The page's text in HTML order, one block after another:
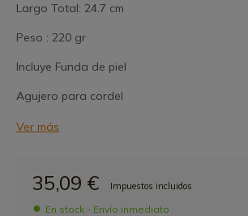
Largo Total: 24.7 cm
Peso : 220 gr
Incluye Funda de piel
Agujero para cordel
Ver más
35,09 € Impuestos incluidos
En stock - Envío inmediato